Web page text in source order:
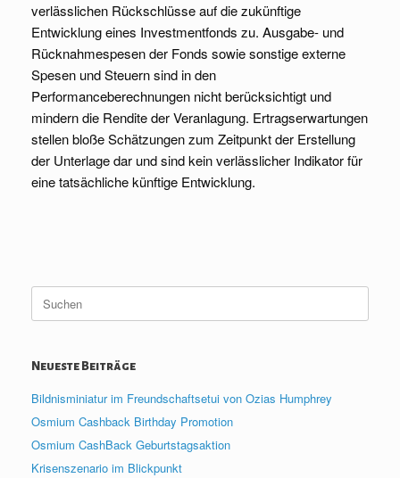
verlässlichen Rückschlüsse auf die zukünftige
Entwicklung eines Investmentfonds zu. Ausgabe- und
Rücknahmespesen der Fonds sowie sonstige externe
Spesen und Steuern sind in den
Performanceberechnungen nicht berücksichtigt und
mindern die Rendite der Veranlagung. Ertragserwartungen
stellen bloße Schätzungen zum Zeitpunkt der Erstellung
der Unterlage dar und sind kein verlässlicher Indikator für
eine tatsächliche künftige Entwicklung.
nach:
Neueste Beiträge
Bildnisminiatur im Freundschaftsetui von Ozias Humphrey
Osmium Cashback Birthday Promotion
Osmium CashBack Geburtstagsaktion
Krisenszenario im Blickpunkt